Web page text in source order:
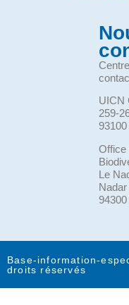
UICN
259-
Office
Le
Nadar
Base-information-
droits réservés